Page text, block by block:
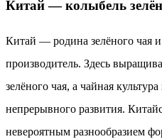
Китай — колыбель
Китай — родина зелёного чая
производитель. Здесь
зелёного чая, а чайная
непрерывного развития.
невероятным разнообразием